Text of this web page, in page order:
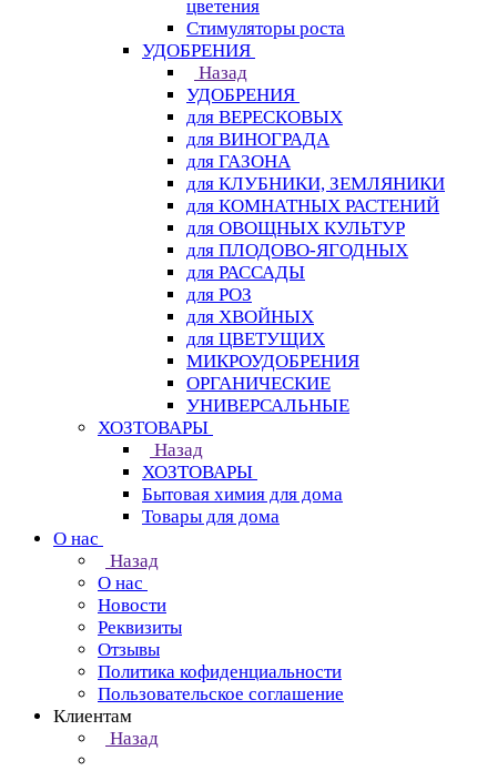
цветения
Стимуляторы роста
УДОБРЕНИЯ
Назад
УДОБРЕНИЯ
для ВЕРЕСКОВЫХ
для ВИНОГРАДА
для ГАЗОНА
для КЛУБНИКИ, ЗЕМЛЯНИКИ
для КОМНАТНЫХ РАСТЕНИЙ
для ОВОЩНЫХ КУЛЬТУР
для ПЛОДОВО-ЯГОДНЫХ
для РАССАДЫ
для РОЗ
для ХВОЙНЫХ
для ЦВЕТУЩИХ
МИКРОУДОБРЕНИЯ
ОРГАНИЧЕСКИЕ
УНИВЕРСАЛЬНЫЕ
ХОЗТОВАРЫ
Назад
ХОЗТОВАРЫ
Бытовая химия для дома
Товары для дома
О нас
Назад
О нас
Новости
Реквизиты
Отзывы
Политика кофиденциальности
Пользовательское соглашение
Клиентам
Назад